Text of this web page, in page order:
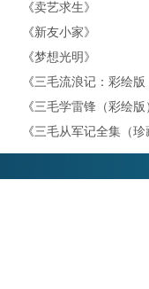
《卖艺求生》
《新友小家》
《梦想光明 》
《三毛流浪记：彩绘版
《三毛学雷锋（彩绘版
《三毛从军记全集（珍